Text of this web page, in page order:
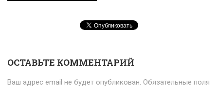
ОСТАВЬТЕ КОММЕНТАРИЙ
Ваш адрес email не будет опубликован. Обязательные поля